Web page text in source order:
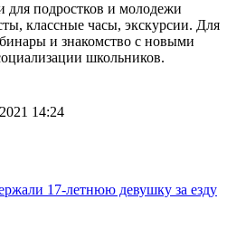
подростков и молодежи
классные часы, экскурсии. Для
и знакомство с новыми
школьников.
14:24
17-летнюю девушку за езду